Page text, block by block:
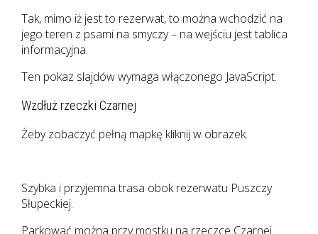
Tak, mimo iż jest to rezerwat, to można wchodzić na
jego teren z psami na smyczy – na wejściu jest tablica
informacyjna.
Ten pokaz slajdów wymaga włączonego JavaScript.
Wzdłuż rzeczki Czarnej
Żeby zobaczyć pełną mapkę kliknij w obrazek.
Szybka i przyjemna trasa obok rezerwatu Puszczy
Słupeckiej.
Parkować można przy mostku na rzeczce Czarnej.